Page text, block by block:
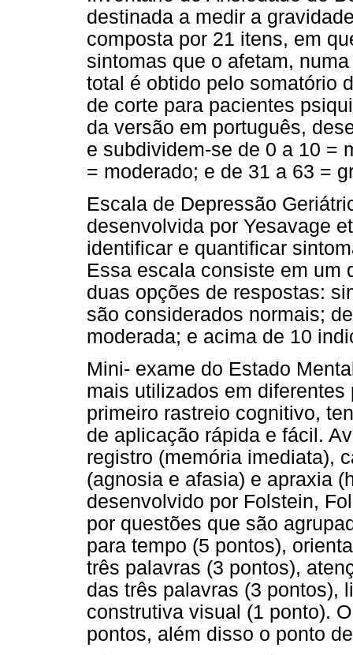
destinada a medir a
composta por 21 itens, em
sintomas que o afetam,
total é obtido pelo somatório
de corte para pacientes
da versão em português,
e subdividem-se de 0 a 10 =
= moderado; e de 31 a 63 =
Escala de Depressão
desenvolvida por Yesavage
identificar e quantificar
Essa escala consiste em um
duas opções de respostas:
são considerados normais;
moderada; e acima de 10
Mini- exame do Estado
mais utilizados em
primeiro rastreio cognitivo,
de aplicação rápida e fácil.
registro (memória imediata),
(agnosia e afasia) e apraxia
desenvolvido por Folstein,
por questões que são
para tempo (5 pontos),
três palavras (3 pontos),
das três palavras (3 pontos),
construtiva visual (1 ponto).
pontos, além disso o ponto